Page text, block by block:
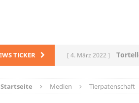
TICKER [ 4. März 2022 ]
Startseite Medien Tierpatenschaft